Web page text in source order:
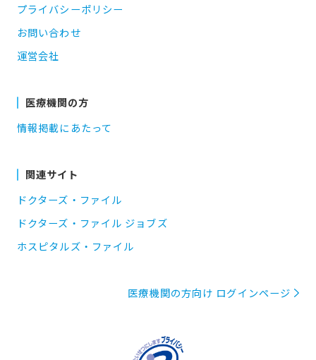
プライバシーポリシー
お問い合わせ
運営会社
医療機関の方
情報掲載にあたって
関連サイト
ドクターズ・ファイル
ドクターズ・ファイル ジョブズ
ホスピタルズ・ファイル
医療機関の方向け ログインページ